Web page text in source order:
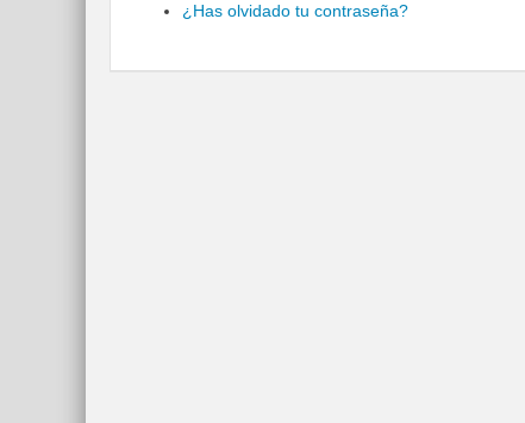
¿Has olvidado tu contraseña?